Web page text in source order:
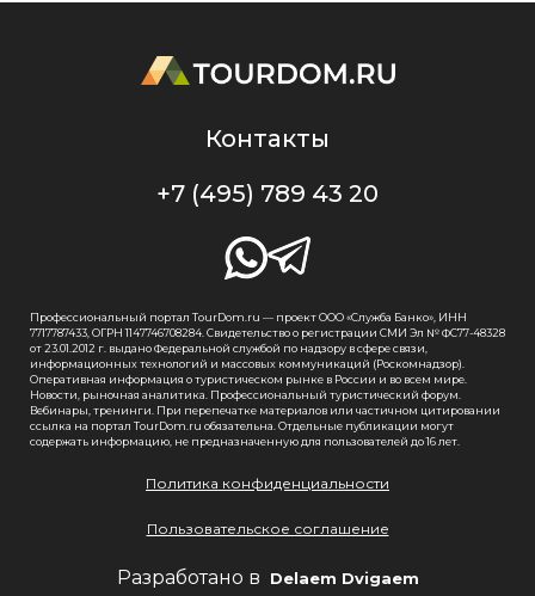
Контакты
+7 (495) 789 43 20
Профессиональный портал TourDom.ru — проект ООО «Служба Банко», ИНН
7717787433, ОГРН 1147746708284. Свидетельство о регистрации СМИ Эл № ФС77-48328
от 23.01.2012 г. выдано Федеральной службой по надзору в сфере связи,
информационных технологий и массовых коммуникаций (Роскомнадзор).
Оперативная информация о туристическом рынке в России и во всем мире.
Новости, рыночная аналитика. Профессиональный туристический форум.
Вебинары, тренинги. При перепечатке материалов или частичном цитировании
ссылка на портал TourDom.ru обязательна. Отдельные публикации могут
содержать информацию, не предназначенную для пользователей до 16 лет.
Политика конфиденциальности
Пользовательское соглашение
Разработано в Delaem Dvigaem